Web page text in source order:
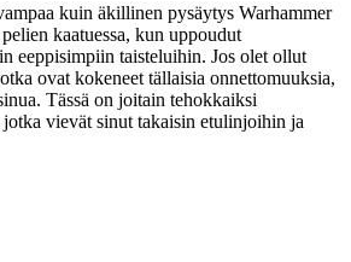
kuin äkillinen pysäytys Warhammer
kaatuessa, kun uppoudut
eeppisimpiin taisteluihin. Jos olet ollut
ovat kokeneet tällaisia ​​onnettomuuksia,
Tässä on joitain tehokkaiksi
vievät sinut takaisin etulinjoihin ja